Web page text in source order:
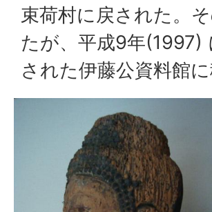
束荷村に戻された。
たが、平成9年(1997)
された伊藤公資料館